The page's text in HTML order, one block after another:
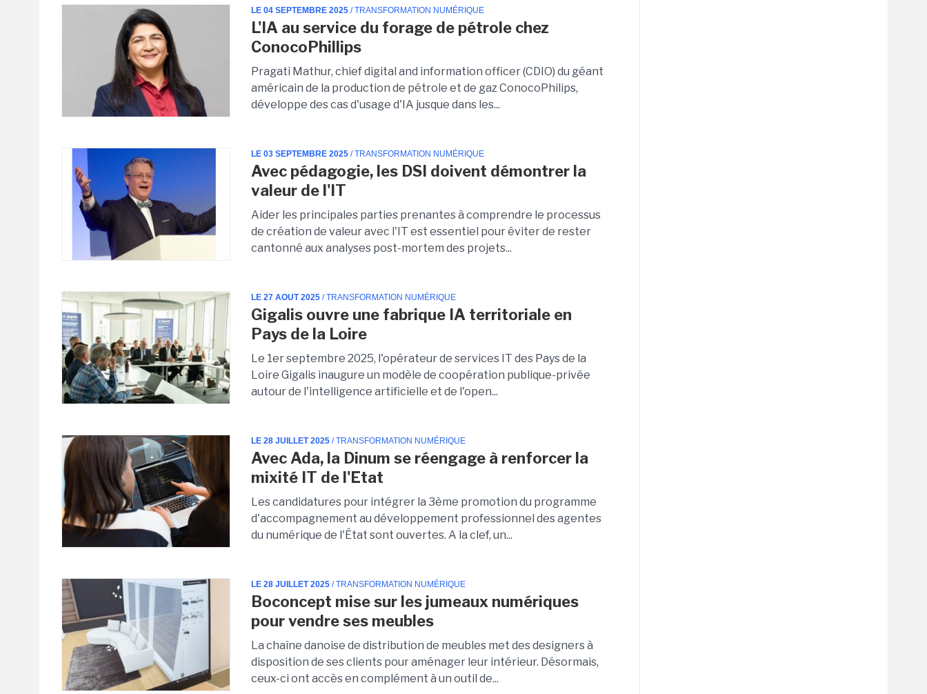
LE 04 SEPTEMBRE 2025 / TRANSFORMATION NUMÉRIQUE
L'IA au service du forage de pétrole chez
ConocoPhillips
Pragati Mathur, chief digital and information officer (CDIO) du géant
américain de la production de pétrole et de gaz ConocoPhilips,
développe des cas d'usage d'IA jusque dans les...
LE 03 SEPTEMBRE 2025 / TRANSFORMATION NUMÉRIQUE
Avec pédagogie, les DSI doivent démontrer la
valeur de l'IT
Aider les principales parties prenantes à comprendre le processus
de création de valeur avec l'IT est essentiel pour éviter de rester
cantonné aux analyses post-mortem des projets...
LE 27 AOUT 2025 / TRANSFORMATION NUMÉRIQUE
Gigalis ouvre une fabrique IA territoriale en
Pays de la Loire
Le 1er septembre 2025, l'opérateur de services IT des Pays de la
Loire Gigalis inaugure un modèle de coopération publique-privée
autour de l'intelligence artificielle et de l'open...
LE 28 JUILLET 2025 / TRANSFORMATION NUMÉRIQUE
Avec Ada, la Dinum se réengage à renforcer la
mixité IT de l'Etat
Les candidatures pour intégrer la 3ème promotion du programme
d'accompagnement au développement professionnel des agentes
du numérique de l'État sont ouvertes. A la clef, un...
LE 28 JUILLET 2025 / TRANSFORMATION NUMÉRIQUE
Boconcept mise sur les jumeaux numériques
pour vendre ses meubles
La chaîne danoise de distribution de meubles met des designers à
disposition de ses clients pour aménager leur intérieur. Désormais,
ceux-ci ont accès en complément à un outil de...